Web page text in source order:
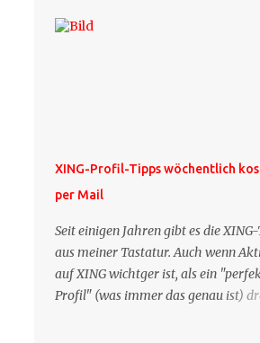
XING-Profil-Tipps wöchentlich
per Mail
Seit einigen Jahren gibt es die
aus meiner Tastatur. Auch wenn
auf XING wichtger ist, als ein
Profil" (was immer das genau ist)